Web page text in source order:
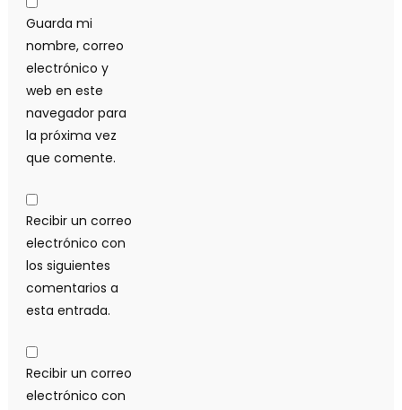
Guarda mi
nombre, correo
electrónico y
web en este
navegador para
la próxima vez
que comente.
Recibir un correo
electrónico con
los siguientes
comentarios a
esta entrada.
Recibir un correo
electrónico con